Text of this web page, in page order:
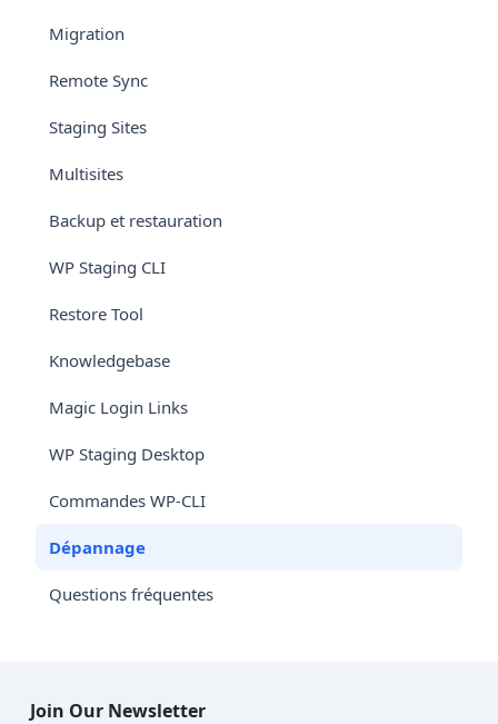
Migration
Remote Sync
Staging Sites
Multisites
Backup et restauration
WP Staging CLI
Restore Tool
Knowledgebase
Magic Login Links
WP Staging Desktop
Commandes WP-CLI
Dépannage
Questions fréquentes
Join Our Newsletter